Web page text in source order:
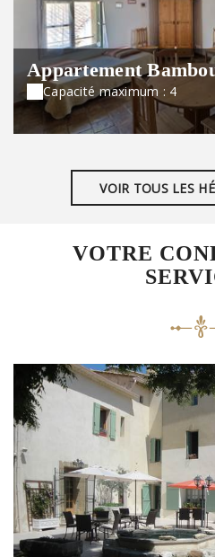
Appartement
Capacité maximum : 4
VOIR TOUS LES
VOTRE